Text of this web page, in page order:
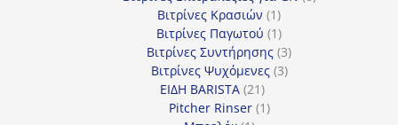
Βιτρίνες Κρασιών 11
προϊόν
Βιτρίνες Παγωτού 11
προϊόν
Βιτρίνες Συντήρησης 33
προϊόντα
Βιτρίνες Ψυχόμενες 33
ΕΙΔΗ BARISTA 2121
προϊόντα
Pitcher Rinser 11